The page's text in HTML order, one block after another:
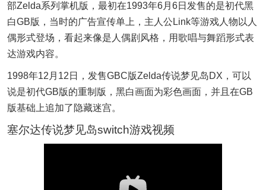
部Zelda系列掌机版，最初在1993年6月6日发售的是初代黑
白GB版，当时的广告宣传单上，主人公Link等游戏人物以人
偶形式登场，看起来像是人偶剧风格，用歌唱与舞蹈形式表
达游戏内容。
1998年12月12日，发售GBC版Zelda传说梦见岛DX，可以
说是初代GB版的重制版，黑白画面为彩色画面，并且在GB
版基础上追加了隐藏迷宫。
塞尔达传说梦见岛switch游戏视频